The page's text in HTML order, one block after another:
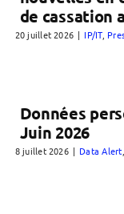
de cassation
20 juillet 2026 | IP/IT,
Données
Juin 2026
8 juillet 2026 | Data Alert